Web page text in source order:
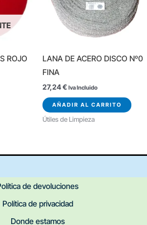
ROJO
LANA DE ACERO DISCO Nº0
FINA
27,24€ Iva Incluido
AÑADIR AL CARRITO
Útiles de Limpieza
de devoluciones
Política de privacidad
Donde estamos